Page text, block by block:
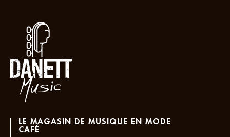
LE MAGASIN DE MUSIQUE EN MODE
CAFÉ